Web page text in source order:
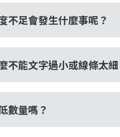
不足會發生什麼事呢？
不能文字過小或線條太
數量嗎？